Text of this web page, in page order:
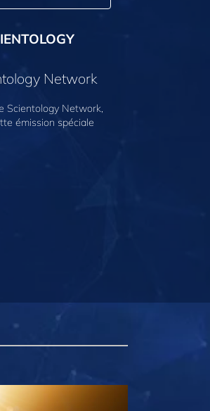
Network
Scientology Network,
émission spéciale